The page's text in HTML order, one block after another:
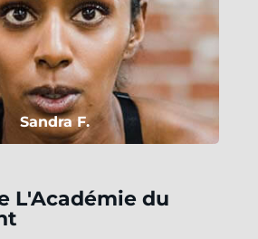
Sandra F.
L'Académie du